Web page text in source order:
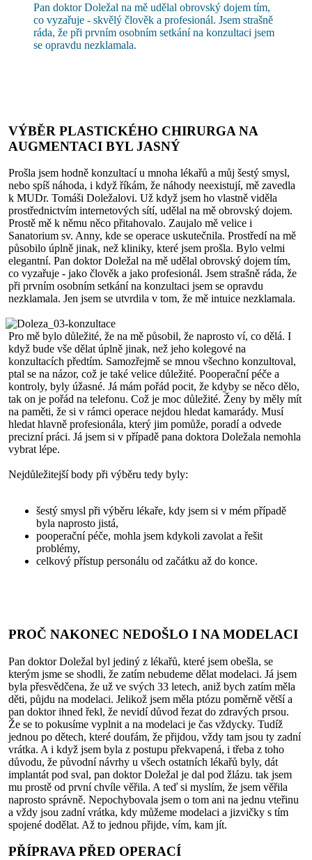
Pan doktor Doležal na mě udělal obrovský dojem tím,
co vyzařuje - skvělý člověk a profesionál. Jsem strašně
ráda, že při prvním osobním setkání na konzultaci jsem
se opravdu nezklamala.
VÝBĚR PLASTICKÉHO CHIRURGA NA
AUGMENTACI BYL JASNÝ
Prošla jsem hodně konzultací u mnoha lékařů a můj šestý smysl,
nebo spíš náhoda, i když říkám, že náhody neexistují, mě zavedla
k MUDr. Tomáši Doležalovi. Už když jsem ho vlastně viděla
prostřednictvím internetových sítí, udělal na mě obrovský dojem.
Prostě mě k němu něco přitahovalo. Zaujalo mě velice i
Sanatorium sv. Anny, kde se operace uskutečnila. Prostředí na mě
působilo úplně jinak, než kliniky, které jsem prošla. Bylo velmi
elegantní. Pan doktor Doležal na mě udělal obrovský dojem tím,
co vyzařuje - jako člověk a jako profesionál. Jsem strašně ráda, že
při prvním osobním setkání na konzultaci jsem se opravdu
nezklamala. Jen jsem se utvrdila v tom, že mě intuice nezklamala.
Pro mě bylo důležité, že na mě působil, že naprosto ví, co dělá. I
když bude vše dělat úplně jinak, než jeho kolegové na
konzultacích předtím. Samozřejmě se mnou všechno konzultoval,
ptal se na názor, což je také velice důležité. Pooperační péče a
kontroly, byly úžasné. Já mám pořád pocit, že kdyby se něco dělo,
tak on je pořád na telefonu. Což je moc důležité. Ženy by měly mít
na paměti, že si v rámci operace nejdou hledat kamarády. Musí
hledat hlavně profesionála, který jim pomůže, poradí a odvede
precizní práci. Já jsem si v případě pana doktora Doležala nemohla
vybrat lépe.
Nejdůležitejší body při výběru tedy byly:
šestý smysl při výběru lékaře, kdy jsem si v mém případě
byla naprosto jistá,
pooperační péče, mohla jsem kdykoli zavolat a řešit
problémy,
celkový přístup personálu od začátku až do konce.
PROČ NAKONEC NEDOŠLO I NA MODELACI
Pan doktor Doležal byl jediný z lékařů, které jsem obešla, se
kterým jsme se shodli, že zatím nebudeme dělat modelaci. Já jsem
byla přesvědčena, že už ve svých 33 letech, aniž bych zatím měla
děti, půjdu na modelaci. Jelikož jsem měla ptózu poměrně větší a
pan doktor ihned řekl, že nevidí důvod řezat do zdravých prsou.
Že se to pokusíme vyplnit a na modelaci je čas vždycky. Tudíž
jednou po dětech, které doufám, že přijdou, vždy tam jsou ty zadní
vrátka. A i když jsem byla z postupu překvapená, i třeba z toho
důvodu, že původní návrhy u všech ostatních lékařů byly, dát
implantát pod sval, pan doktor Doležal je dal pod žlázu. tak jsem
mu prostě od první chvíle věřila. A teď si myslím, že jsem věřila
naprosto správně. Nepochybovala jsem o tom ani na jednu vteřinu
a vždy jsou zadní vrátka, kdy můžeme modelaci a jizvičky s tím
spojené dodělat. Až to jednou přijde, vím, kam jít.
PŘÍPRAVA PŘED OPERACÍ